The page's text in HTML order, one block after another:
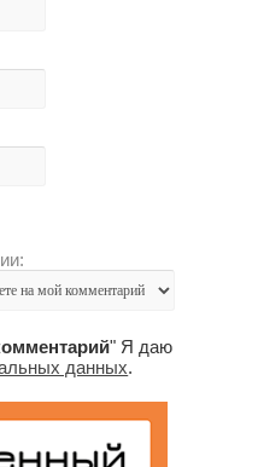
" Я даю
данных.